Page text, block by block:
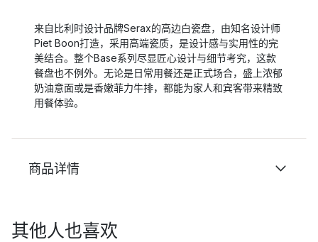
来自比利时设计品牌Serax的高边白瓷盘，由知名设计师
Piet Boon打造，采用高端瓷质，是设计感与实用性的完
美结合。整个Base系列尽显匠心设计与细节考究，这款
餐盘也不例外。无论是日常用餐还是正式场合，盛上浓郁
奶油意面或是香嫩菲力牛排，都能为家人和宾客带来精致
用餐体验。
商品详情
其他人也喜欢